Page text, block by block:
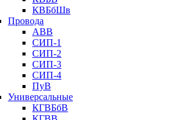
КВБбШв
Провода
АВВ
СИП-1
СИП-2
СИП-3
СИП-4
ПуВ
Универсальные
КГВБбВ